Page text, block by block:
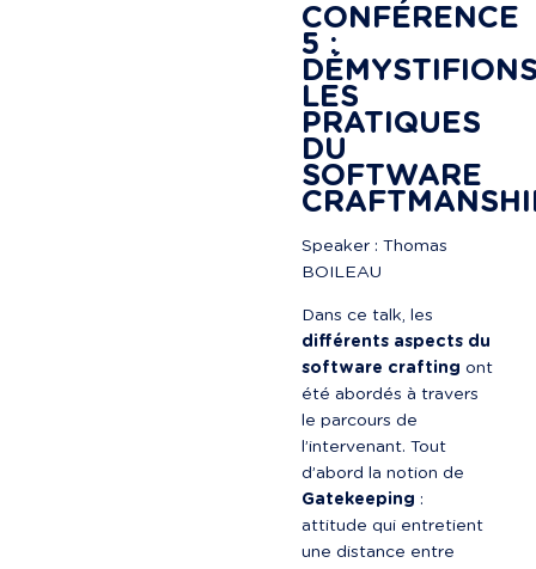
CONFÉRENCE
5 :
LES
PRATIQUES
DU
SOFTWARE
Speaker : Thomas
BOILEAU
Dans ce talk, les
différents aspects du
software crafting ont
été abordés à travers
le parcours de
l’intervenant. Tout
d’abord la notion de
Gatekeeping :
attitude qui entretient
une distance entre